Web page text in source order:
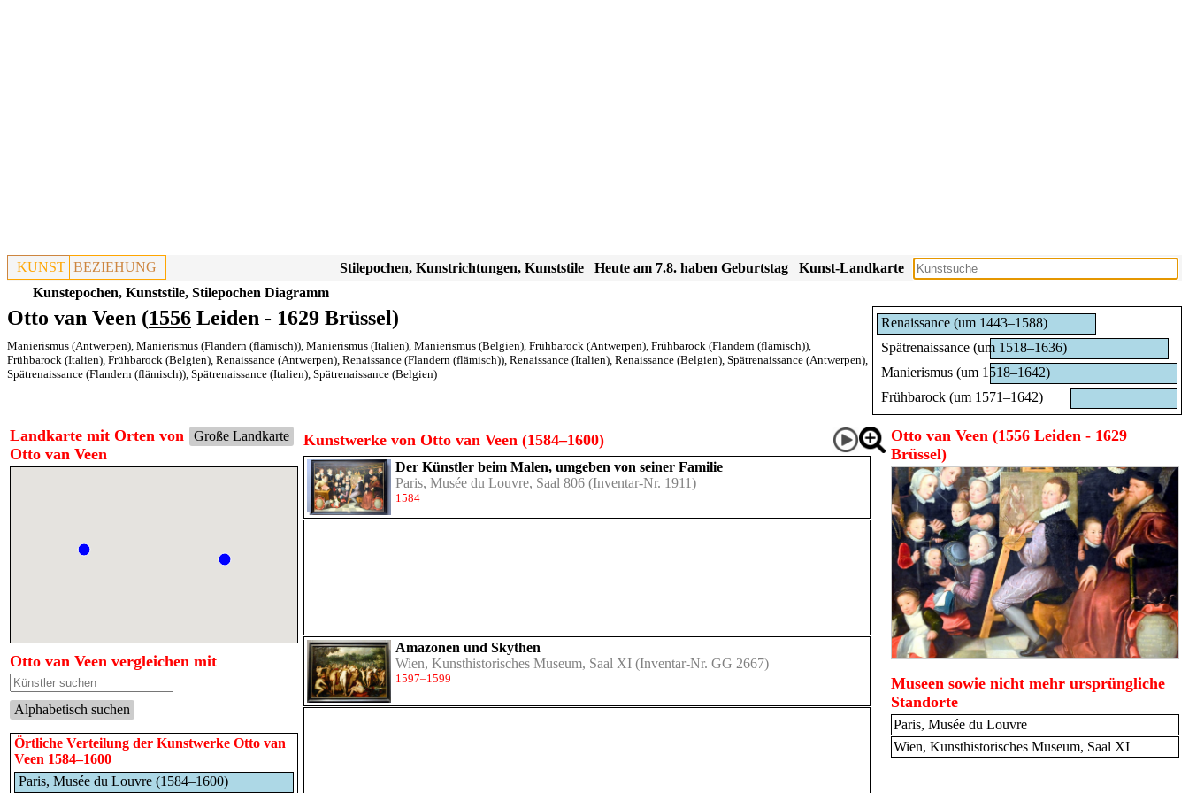
KUNST BEZIEHUNG Kunst-Landkarte
Heute am 7.8. haben Geburtstag
Stilepochen, Kunstrichtungen, Kunststile
Kunstepochen, Kunststile, Stilepochen Diagramm
Renaissance (um 1443–1588)
Spätrenaissance (um 1518–1636)
Manierismus (um 1518–1642)
Frühbarock (um 1571–1642)
Otto van Veen (1556 Leiden - 1629 Brüssel)
Manierismus (Antwerpen), Manierismus (Flandern (flämisch)), Manierismus (Italien), Manierismus (Belgien), Frühbarock (Antwerpen), Frühbarock (Flandern (flämisch)),
Frühbarock (Italien), Frühbarock (Belgien), Renaissance (Antwerpen), Renaissance (Flandern (flämisch)), Renaissance (Italien), Renaissance (Belgien), Spätrenaissance (Antwerpen),
Spätrenaissance (Flandern (flämisch)), Spätrenaissance (Italien), Spätrenaissance (Belgien)
Große Landkarte
Landkarte mit Orten von
Otto van Veen
Otto van Veen vergleichen mit
Alphabetisch suchen
Örtliche Verteilung der Kunstwerke Otto van
Veen 1584–1600
Paris, Musée du Louvre (1584–1600)
Kunstwerke von Otto van Veen (1584–1600)
Der Künstler beim Malen, umgeben von seiner Familie
Paris, Musée du Louvre, Saal 806 (Inventar-Nr. 1911)
1584
Amazonen und Skythen
Wien, Kunsthistorisches Museum, Saal XI (Inventar-Nr. GG 2667)
1597–1599
Otto van Veen (1556 Leiden - 1629
Brüssel)
Museen sowie nicht mehr ursprüngliche
Standorte
Paris, Musée du Louvre
Wien, Kunsthistorisches Museum, Saal XI